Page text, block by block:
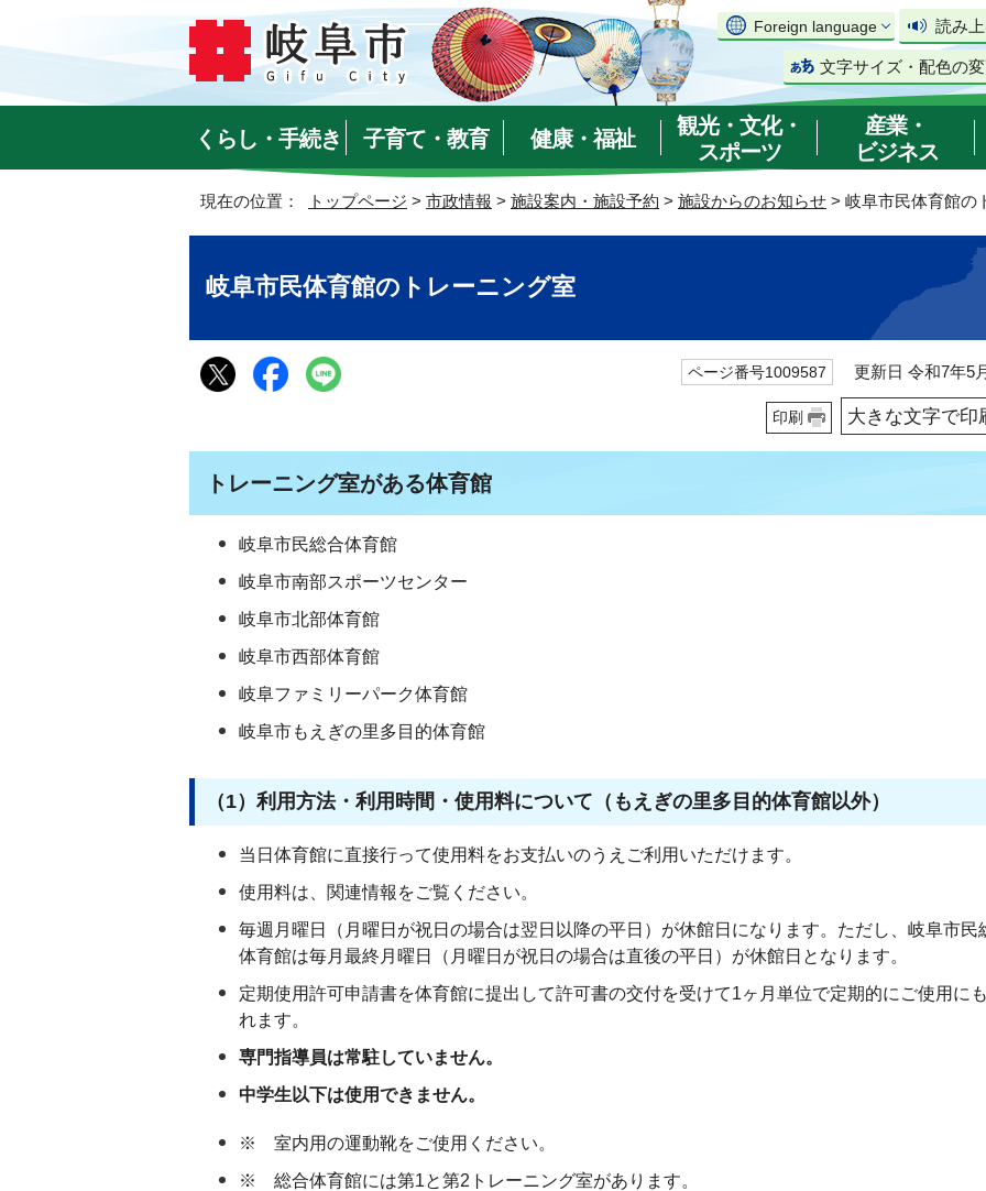
Foreign language 読み
文字サイズ・配色の
くらし・手続き 子育て・教育 健康・福祉
観光・文化・
スポーツ
産業・
ビジネス
現在の位置： トップページ > 市政情報 > 施設案内・施設予約 > 施設からのお知らせ > 岐阜市民体育館の
岐阜市民体育館のトレーニング室
ページ番号1009587 更新日 令和7年5
印刷 大きな文字で印
トレーニング室がある体育館
岐阜市民総合体育館
岐阜市南部スポーツセンター
岐阜市北部体育館
岐阜市西部体育館
岐阜ファミリーパーク体育館
岐阜市もえぎの里多目的体育館
（1）利用方法・利用時間・使用料について（もえぎの里多目的体育館以外）
当日体育館に直接行って使用料をお支払いのうえご利用いただけます。
使用料は、関連情報をご覧ください。
毎週月曜日（月曜日が祝日の場合は翌日以降の平日）が休館日になります。ただし、岐阜市民
体育館は毎月最終月曜日（月曜日が祝日の場合は直後の平日）が休館日となります。
定期使用許可申請書を体育館に提出して許可書の交付を受けて1ヶ月単位で定期的にご使用に
れます。
専門指導員は常駐していません。
中学生以下は使用できません。
※ 室内用の運動靴をご使用ください。
※ 総合体育館には第1と第2トレーニング室があります。